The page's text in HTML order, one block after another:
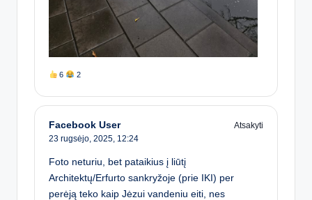
6 2
Facebook User
Atsakyti
23 rugsėjo, 2025, 12:24
Foto neturiu, bet pataikius į liūtį
Architektų/Erfurto sankryžoje (prie IKI) per
perėją teko kaip Jėzui vandeniu eiti, nes